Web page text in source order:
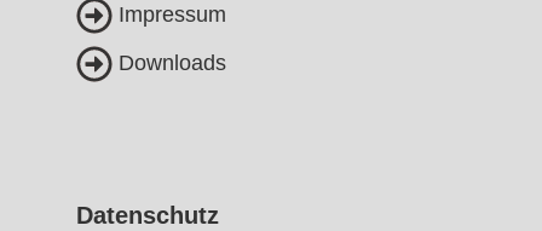
Impressum
Downloads
Datenschutz